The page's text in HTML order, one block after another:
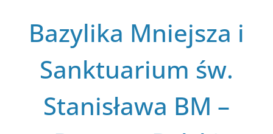
Bazylika Mniejsza i
Sanktuarium św.
Stanisława BM –